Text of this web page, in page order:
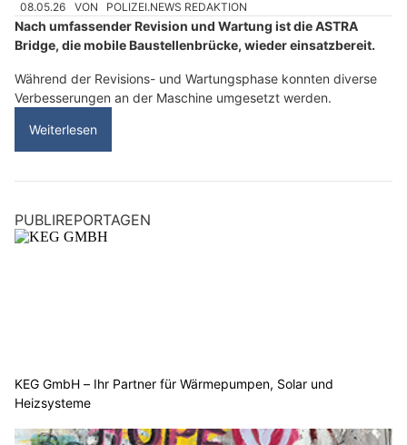
08.05.26 VON POLIZEI.NEWS REDAKTION
Nach umfassender Revision und Wartung ist die ASTRA
Bridge, die mobile Baustellenbrücke, wieder einsatzbereit.
Während der Revisions- und Wartungsphase konnten diverse
Verbesserungen an der Maschine umgesetzt werden.
Weiterlesen
PUBLIREPORTAGEN
KEG GmbH – Ihr Partner für Wärmepumpen, Solar und
Heizsysteme